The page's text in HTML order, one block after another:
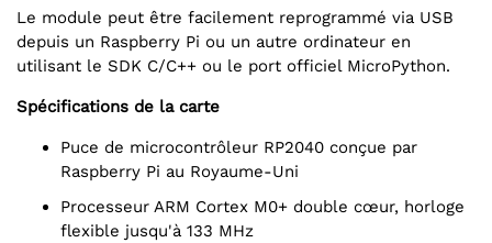
Le module peut être facilement reprogrammé via USB
depuis un Raspberry Pi ou un autre ordinateur en
utilisant le SDK C/C++ ou le port officiel MicroPython.
Spécifications de la carte
Puce de microcontrôleur RP2040 conçue par
Raspberry Pi au Royaume-Uni
Processeur ARM Cortex M0+ double cœur, horloge
flexible jusqu'à 133 MHz